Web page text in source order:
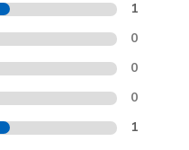
1
0
0
0
1